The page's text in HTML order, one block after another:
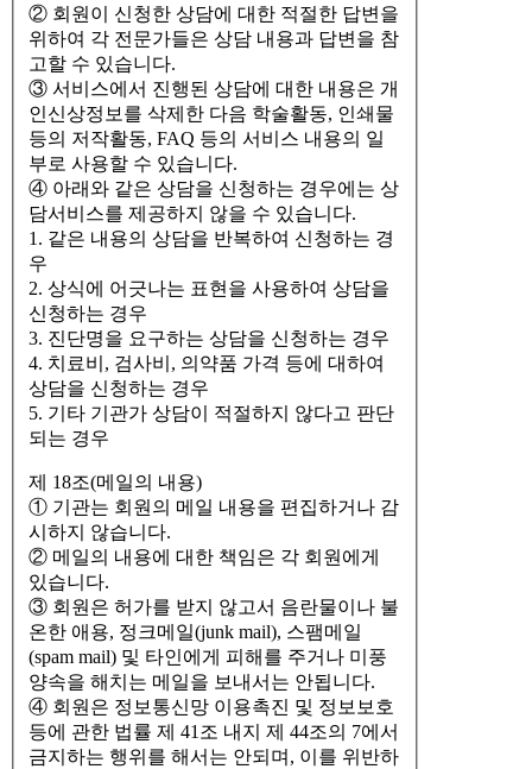
② 회원이 신청한 상담에 대한 적절한 답변을
위하여 각 전문가들은 상담 내용과 답변을 참
고할 수 있습니다.
③ 서비스에서 진행된 상담에 대한 내용은 개
인신상정보를 삭제한 다음 학술활동, 인쇄물
등의 저작활동, FAQ 등의 서비스 내용의 일
부로 사용할 수 있습니다.
④ 아래와 같은 상담을 신청하는 경우에는 상
담서비스를 제공하지 않을 수 있습니다.
1. 같은 내용의 상담을 반복하여 신청하는 경
우
2. 상식에 어긋나는 표현을 사용하여 상담을
신청하는 경우
3. 진단명을 요구하는 상담을 신청하는 경우
4. 치료비, 검사비, 의약품 가격 등에 대하여
상담을 신청하는 경우
5. 기타 기관가 상담이 적절하지 않다고 판단
되는 경우
제 18조(메일의 내용)
① 기관는 회원의 메일 내용을 편집하거나 감
시하지 않습니다.
② 메일의 내용에 대한 책임은 각 회원에게
있습니다.
③ 회원은 허가를 받지 않고서 음란물이나 불
온한 애용, 정크메일(junk mail), 스팸메일
(spam mail) 및 타인에게 피해를 주거나 미풍
양속을 해치는 메일을 보내서는 안됩니다.
④ 회원은 정보통신망 이용촉진 및 정보보호
등에 관한 법률 제 41조 내지 제 44조의 7에서
금지하는 행위를 해서는 안되며, 이를 위반하